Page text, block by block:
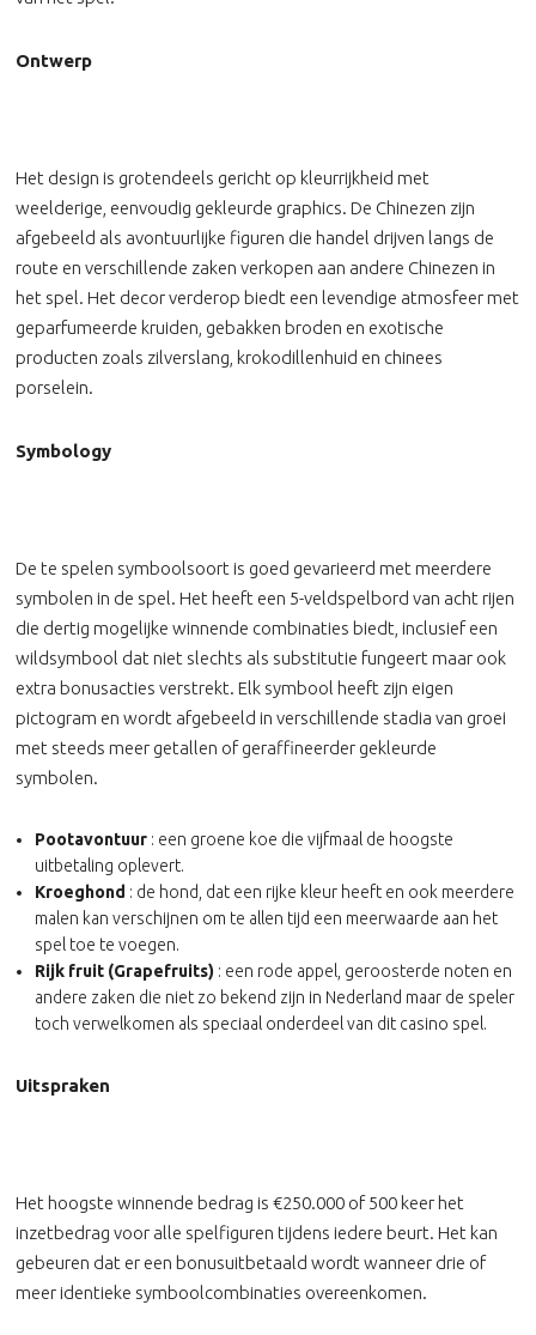
Ontwerp
Het design is grotendeels gericht op kleurrijkheid met
weelderige, eenvoudig gekleurde graphics. De Chinezen zijn
afgebeeld als avontuurlijke figuren die handel drijven langs de
route en verschillende zaken verkopen aan andere Chinezen in
het spel. Het decor verderop biedt een levendige atmosfeer met
geparfumeerde kruiden, gebakken broden en exotische
producten zoals zilverslang, krokodillenhuid en chinees
porselein.
Symbology
De te spelen symboolsoort is goed gevarieerd met meerdere
symbolen in de spel. Het heeft een 5-veldspelbord van acht rijen
die dertig mogelijke winnende combinaties biedt, inclusief een
wildsymbool dat niet slechts als substitutie fungeert maar ook
extra bonusacties verstrekt. Elk symbool heeft zijn eigen
pictogram en wordt afgebeeld in verschillende stadia van groei
met steeds meer getallen of geraffineerder gekleurde
symbolen.
Pootavontuur : een groene koe die vijfmaal de hoogste
uitbetaling oplevert.
Kroeghond : de hond, dat een rijke kleur heeft en ook meerdere
malen kan verschijnen om te allen tijd een meerwaarde aan het
spel toe te voegen.
Rijk fruit (Grapefruits) : een rode appel, geroosterde noten en
andere zaken die niet zo bekend zijn in Nederland maar de speler
toch verwelkomen als speciaal onderdeel van dit casino spel.
Uitspraken
Het hoogste winnende bedrag is €250.000 of 500 keer het
inzetbedrag voor alle spelfiguren tijdens iedere beurt. Het kan
gebeuren dat er een bonusuitbetaald wordt wanneer drie of
meer identieke symboolcombinaties overeenkomen.